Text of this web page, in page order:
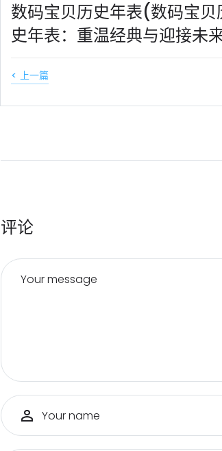
数码宝贝历史年表(数码宝贝
史年表：重温经典与迎接未
< 上一篇
评论
Your message
Your name